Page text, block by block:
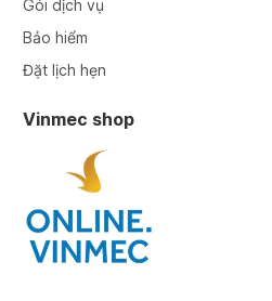
Gói dịch vụ
Bảo hiểm
Đặt lịch hẹn
Vinmec shop